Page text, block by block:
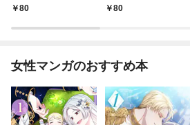
強になった転生者～
80
80
女性マンガのおすすめ本